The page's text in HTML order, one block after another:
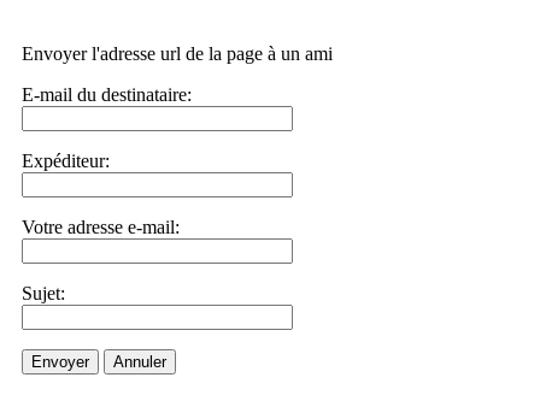
Envoyer l'adresse url de la page à un ami
E-mail du destinataire:
Expéditeur:
Votre adresse e-mail:
Sujet:
Envoyer Annuler